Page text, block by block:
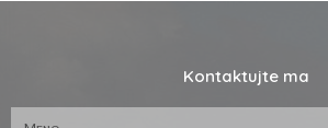
Kontaktujte ma